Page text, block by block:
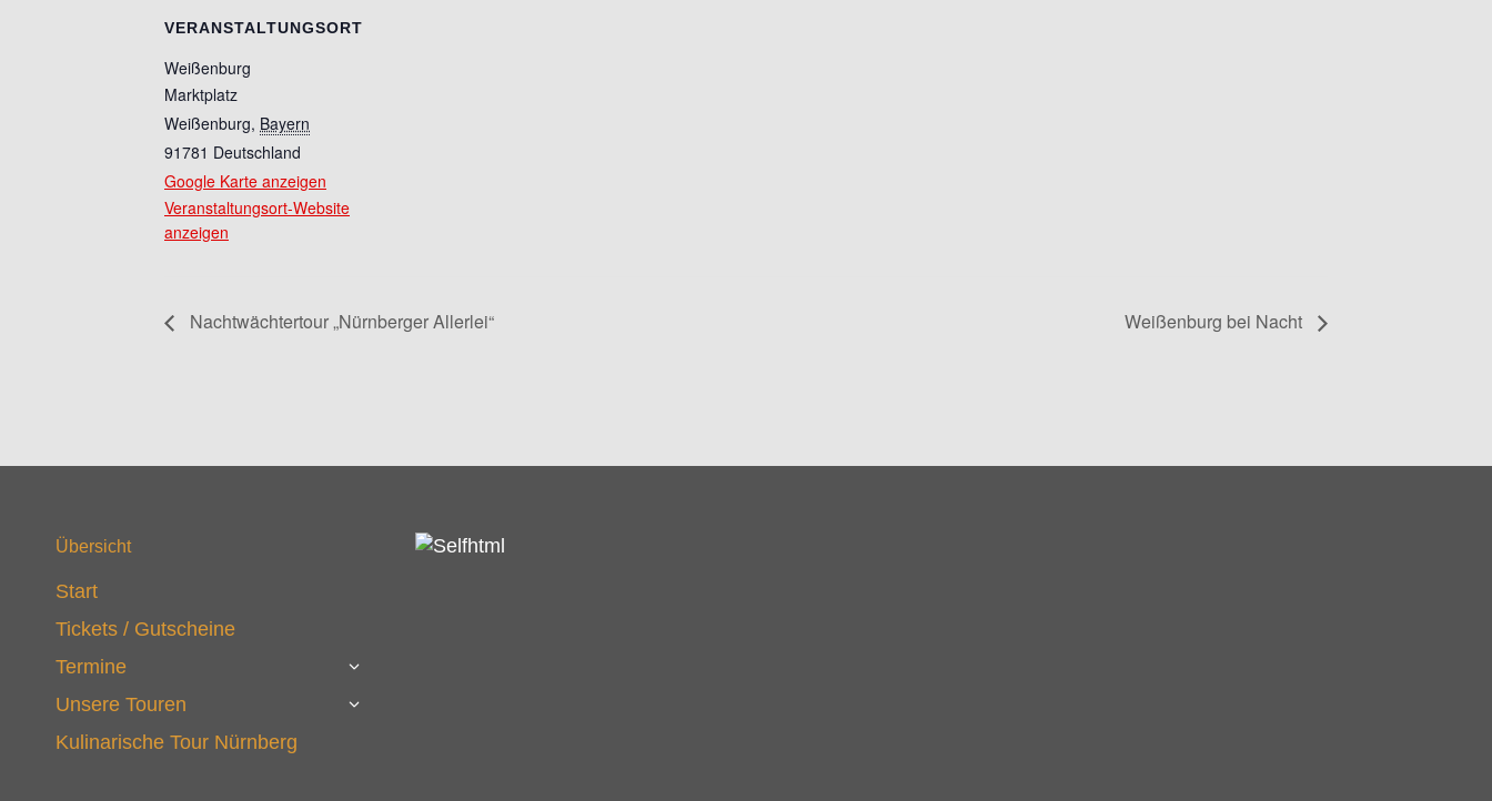
VERANSTALTUNGSORT
Weißenburg
Marktplatz
Weißenburg, Bayern
91781 Deutschland
Google Karte anzeigen
Veranstaltungsort-Website
anzeigen
Nachtwächtertour „Nürnberger Allerlei“ Weißenburg bei Nacht
Übersicht
Start
Tickets / Gutscheine
Termine
Unsere Touren
Kulinarische Tour Nürnberg